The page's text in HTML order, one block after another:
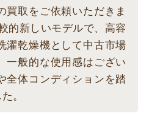
買取をご依頼いただきま
的新しいモデルで、高容
濯乾燥機として中古市場
一般的な使用感はござい
全体コンディションを踏
。